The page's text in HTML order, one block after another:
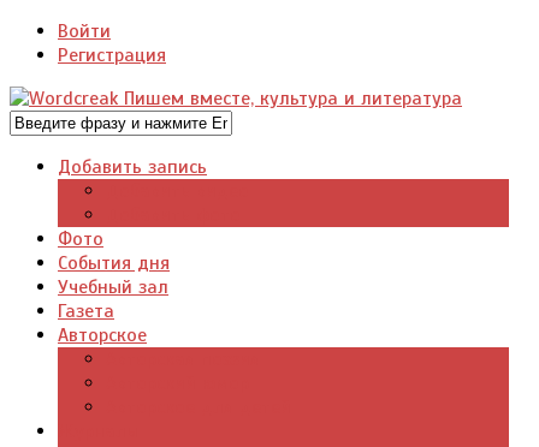
Войти
Регистрация
Добавить запись
Фото
События дня
Учебный зал
Газета
Авторское